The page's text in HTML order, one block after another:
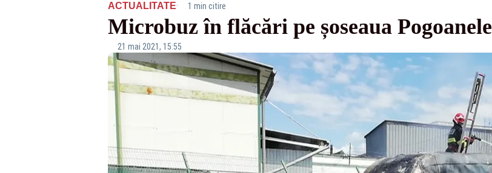
ACTUALITATE· 1 min citire
Microbuz în flăcări pe șoseaua Pogoanele
21 mai 2021, 15:55